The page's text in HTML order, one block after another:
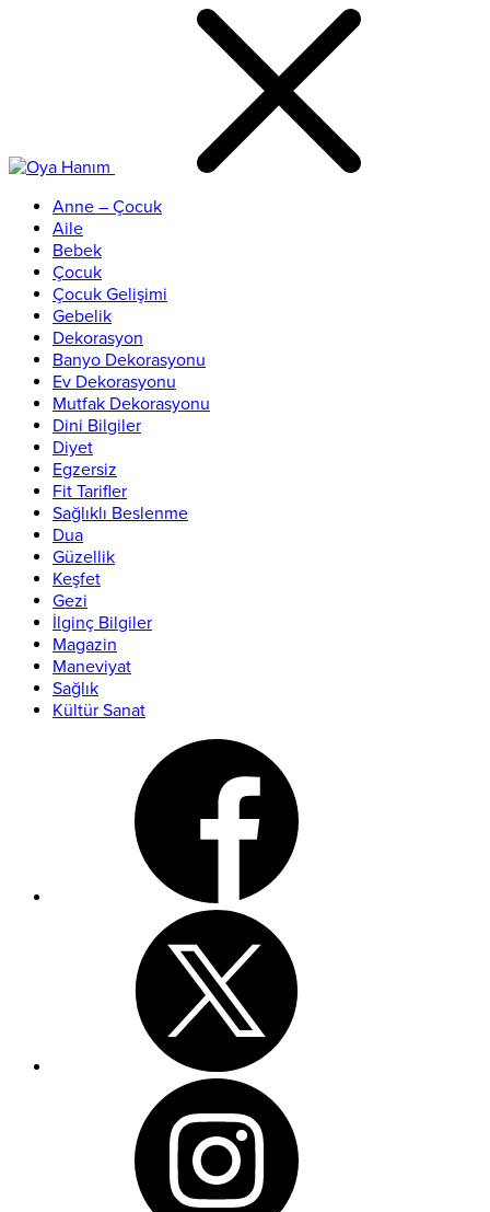
Anne – Çocuk
Aile
Bebek
Çocuk
Çocuk Gelişimi
Gebelik
Dekorasyon
Banyo Dekorasyonu
Ev Dekorasyonu
Mutfak Dekorasyonu
Dini Bilgiler
Diyet
Egzersiz
Fit Tarifler
Sağlıklı Beslenme
Dua
Güzellik
Keşfet
Gezi
İlginç Bilgiler
Magazin
Maneviyat
Sağlık
Kültür Sanat